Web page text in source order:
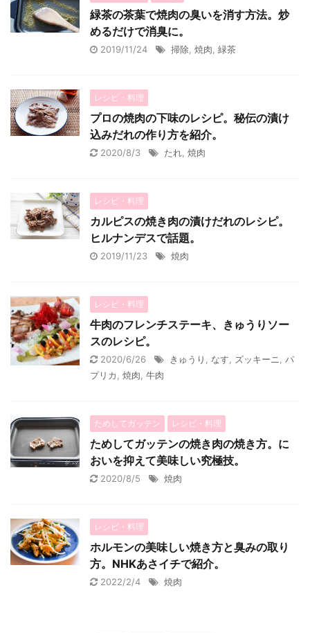
緑茶の茶葉で焼肉の臭いを消す方法。炒
めるだけで消臭に。
2019/11/24 掃除 焼肉 緑茶
レシピ・料理
プロの焼肉の下味のレシピ。秘伝の漬け
込みだれの作り方を紹介。
2020/8/3 たれ 焼肉
レシピ・料理
カルピスの焼き肉の漬けだれのレシピ。
ヒルナンデスで話題。
2019/11/23 焼肉
レシピ・料理
牛肉のフレンチステーキ、きゅうりソー
スのレシピ。
2020/6/26 きゅうり なす ズッキーニ
パ
プリカ
焼肉 牛肉
ためしてガッテン レシピ・料理
ためしてガッテンの焼き肉の焼き方。に
おいを抑えて美味しい究極技。
2020/8/5 焼肉
レシピ・料理
ホルモンの美味しい焼き方と臭みの取り
方。NHKあさイチで紹介。
2022/2/4 焼肉